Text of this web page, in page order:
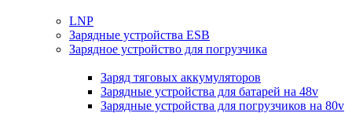
LNP
Зарядные устройства ESB
Зарядное устройство для погрузчика
Заряд тяговых аккумуляторов
Зарядные устройства для батарей на 48v
Зарядные устройства для погрузчиков на 80v